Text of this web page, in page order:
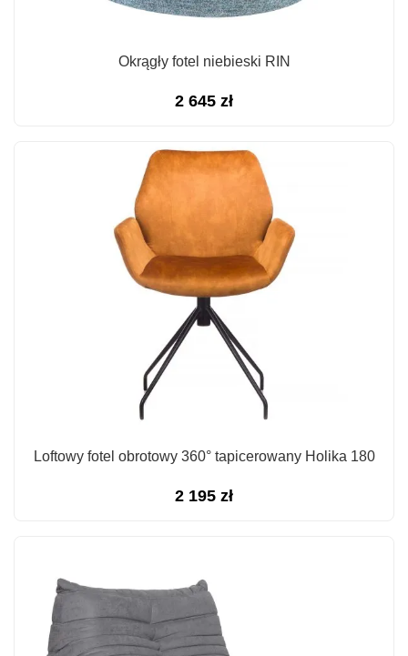
Okrągły fotel niebieski RIN
2 645 zł
Loftowy fotel obrotowy 360° tapicerowany Holika 180
2 195 zł